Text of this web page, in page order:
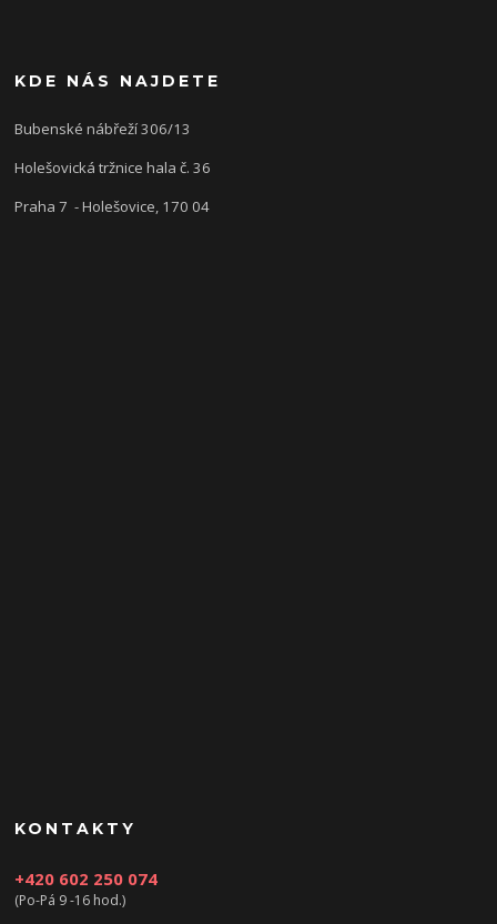
KDE NÁS NAJDETE
Bubenské nábřeží 306/13
Holešovická tržnice hala č. 36
Praha 7 - Holešovice, 170 04
KONTAKTY
+420 602 250 074
(Po-Pá 9 -16 hod.)